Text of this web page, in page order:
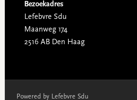
Bezoekadres
Lefebvre Sdu
Maanweg 174
2516 AB Den Haag
Powered by Lefebvre Sdu